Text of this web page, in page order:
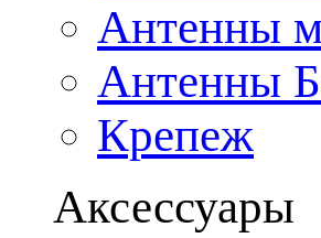
Антенны
Антенны
Крепеж
Аксессуары